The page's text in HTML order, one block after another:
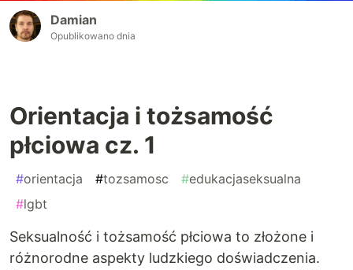
Damian
Opublikowano dnia
Orientacja i tożsamość
płciowa cz. 1
#orientacja #tozsamosc #edukacjaseksualna
#lgbt
Seksualność i tożsamość płciowa to złożone i
różnorodne aspekty ludzkiego doświadczenia.